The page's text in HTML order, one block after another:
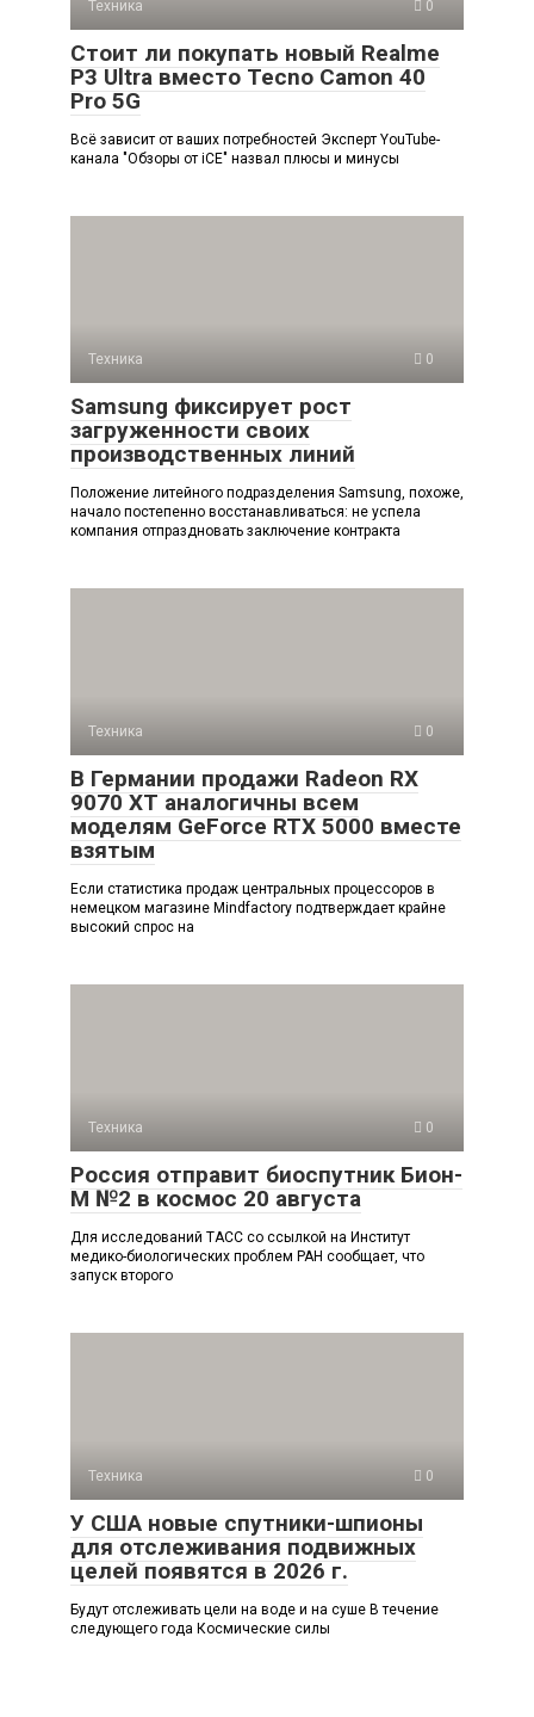
Техника 0
Стоит ли покупать новый Realme
P3 Ultra вместо Tecno Camon 40
Pro 5G
Всё зависит от ваших потребностей Эксперт YouTube-
канала "Обзоры от iCE" назвал плюсы и минусы
Техника 0
Samsung фиксирует рост
загруженности своих
производственных линий
Положение литейного подразделения Samsung, похоже,
начало постепенно восстанавливаться: не успела
компания отпраздновать заключение контракта
Техника 0
В Германии продажи Radeon RX
9070 XT аналогичны всем
моделям GeForce RTX 5000 вместе
взятым
Если статистика продаж центральных процессоров в
немецком магазине Mindfactory подтверждает крайне
высокий спрос на
Техника 0
Россия отправит биоспутник Бион-
М №2 в космос 20 августа
Для исследований ТАСС со ссылкой на Институт
медико-биологических проблем РАН сообщает, что
запуск второго
Техника 0
У США новые спутники-шпионы
для отслеживания подвижных
целей появятся в 2026 г.
Будут отслеживать цели на воде и на суше В течение
следующего года Космические силы